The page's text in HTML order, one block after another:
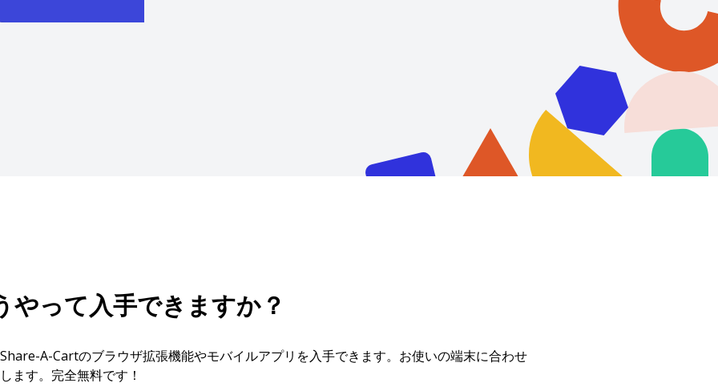
って入手できますか？
A-Cartのブラウザ拡張機能やモバイルアプリを入手できます。お使いの端末に合わせ
ます。完全無料です！